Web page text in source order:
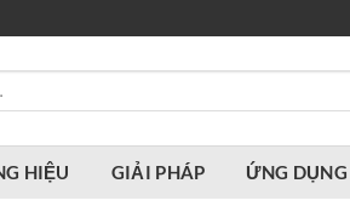
HIỆU GIẢI PHÁP ỨNG DỤNG